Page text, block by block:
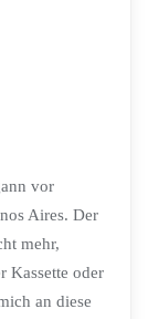
vor
Aires. Der
mehr,
Kassette oder
an diese